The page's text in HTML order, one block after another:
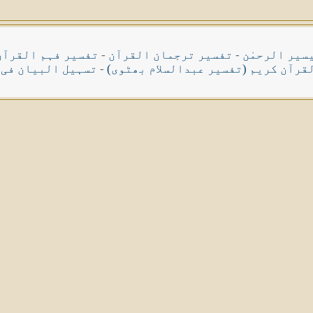
الرحمٰن - تفسیر ترجمان القرآن - تفسیر فہم
کریم (تفسیر عبدالسلام بھٹوی) - تسہیل البیان